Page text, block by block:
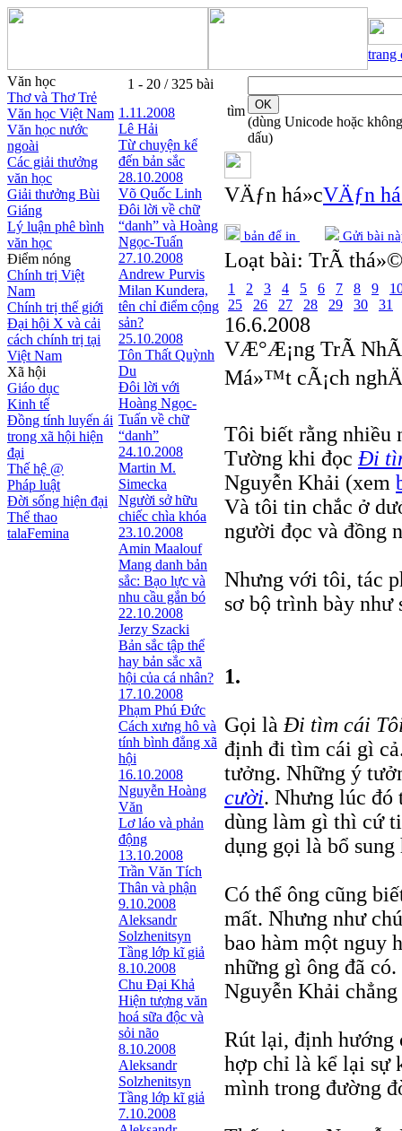
trang
Văn học
Thơ và Thơ Trẻ
Văn học Việt Nam
Văn học nước
ngoài
Các giải thưởng
văn học
Giải thưởng Bùi
Giáng
Lý luận phê bình
văn học
Điểm nóng
Chính trị Việt
Nam
Chính trị thế giới
Đại hội X và cải
cách chính trị tại
Việt Nam
Xã hội
Giáo dục
Kinh tế
Đồng tính luyến ái
trong xã hội hiện
đại
Thế hệ @
Pháp luật
Đời sống hiện đại
Thể thao
talaFemina
1 - 20 / 325 bài
1.11.2008
Lê Hải
Từ chuyện kể
đến bản sắc
28.10.2008
Võ Quốc Linh
Đôi lời về chữ
“danh” và Hoàng
Ngọc-Tuấn
27.10.2008
Andrew Purvis
Milan Kundera,
tên chỉ điểm cộng
sản?
25.10.2008
Tôn Thất Quỳnh
Du
Đôi lời với
Hoàng Ngọc-
Tuấn về chữ
“danh”
24.10.2008
Martin M.
Simecka
Người sở hữu
chiếc chìa khóa
23.10.2008
Amin Maalouf
Mang danh bản
sắc: Bạo lực và
nhu cầu gắn bó
22.10.2008
Jerzy Szacki
Bản sắc tập thể
hay bản sắc xã
hội của cá nhân?
17.10.2008
Phạm Phú Đức
Cách xưng hô và
tính bình đẳng xã
hội
16.10.2008
Nguyễn Hoàng
Văn
Lơ láo và phản
động
13.10.2008
Trần Văn Tích
Thân và phận
9.10.2008
Aleksandr
Solzhenitsyn
Tầng lớp kĩ giả
8.10.2008
Chu Đại Khả
Hiện tượng văn
hoá sữa độc và
sỏi não
8.10.2008
Aleksandr
Solzhenitsyn
Tầng lớp kĩ giả
7.10.2008
tìm
(dùng Unicode hoặc không
dấu)
VÄƒn há»cVÄƒn
bản để in Gửi bài
Loạt bài: TrÃ­
1 2 3 4 5 6 7 8 9
25
26 27 28 29 30 31
16.6.2008
VÆ°Æ¡ng TrÃ­
Má»™t cÃ¡ch
Tôi biết rằng nhiều
Tường khi đọc Đi
Nguyễn Khải (xem
Và tôi tin chắc ở
người đọc và đồng
Nhưng với tôi, tác
sơ bộ trình bày như
1.
Gọi là Đi tìm cái
định đi tìm cái gì
tưởng. Những ý
cười. Nhưng lúc đó
dùng làm gì thì cứ
dụng gọi là bổ
Có thể ông cũng
mất. Nhưng như
bao hàm một nguy
những gì ông đã
Nguyễn Khải
Rút lại, định hướng
hợp chỉ là kể lại sự
mình trong đường